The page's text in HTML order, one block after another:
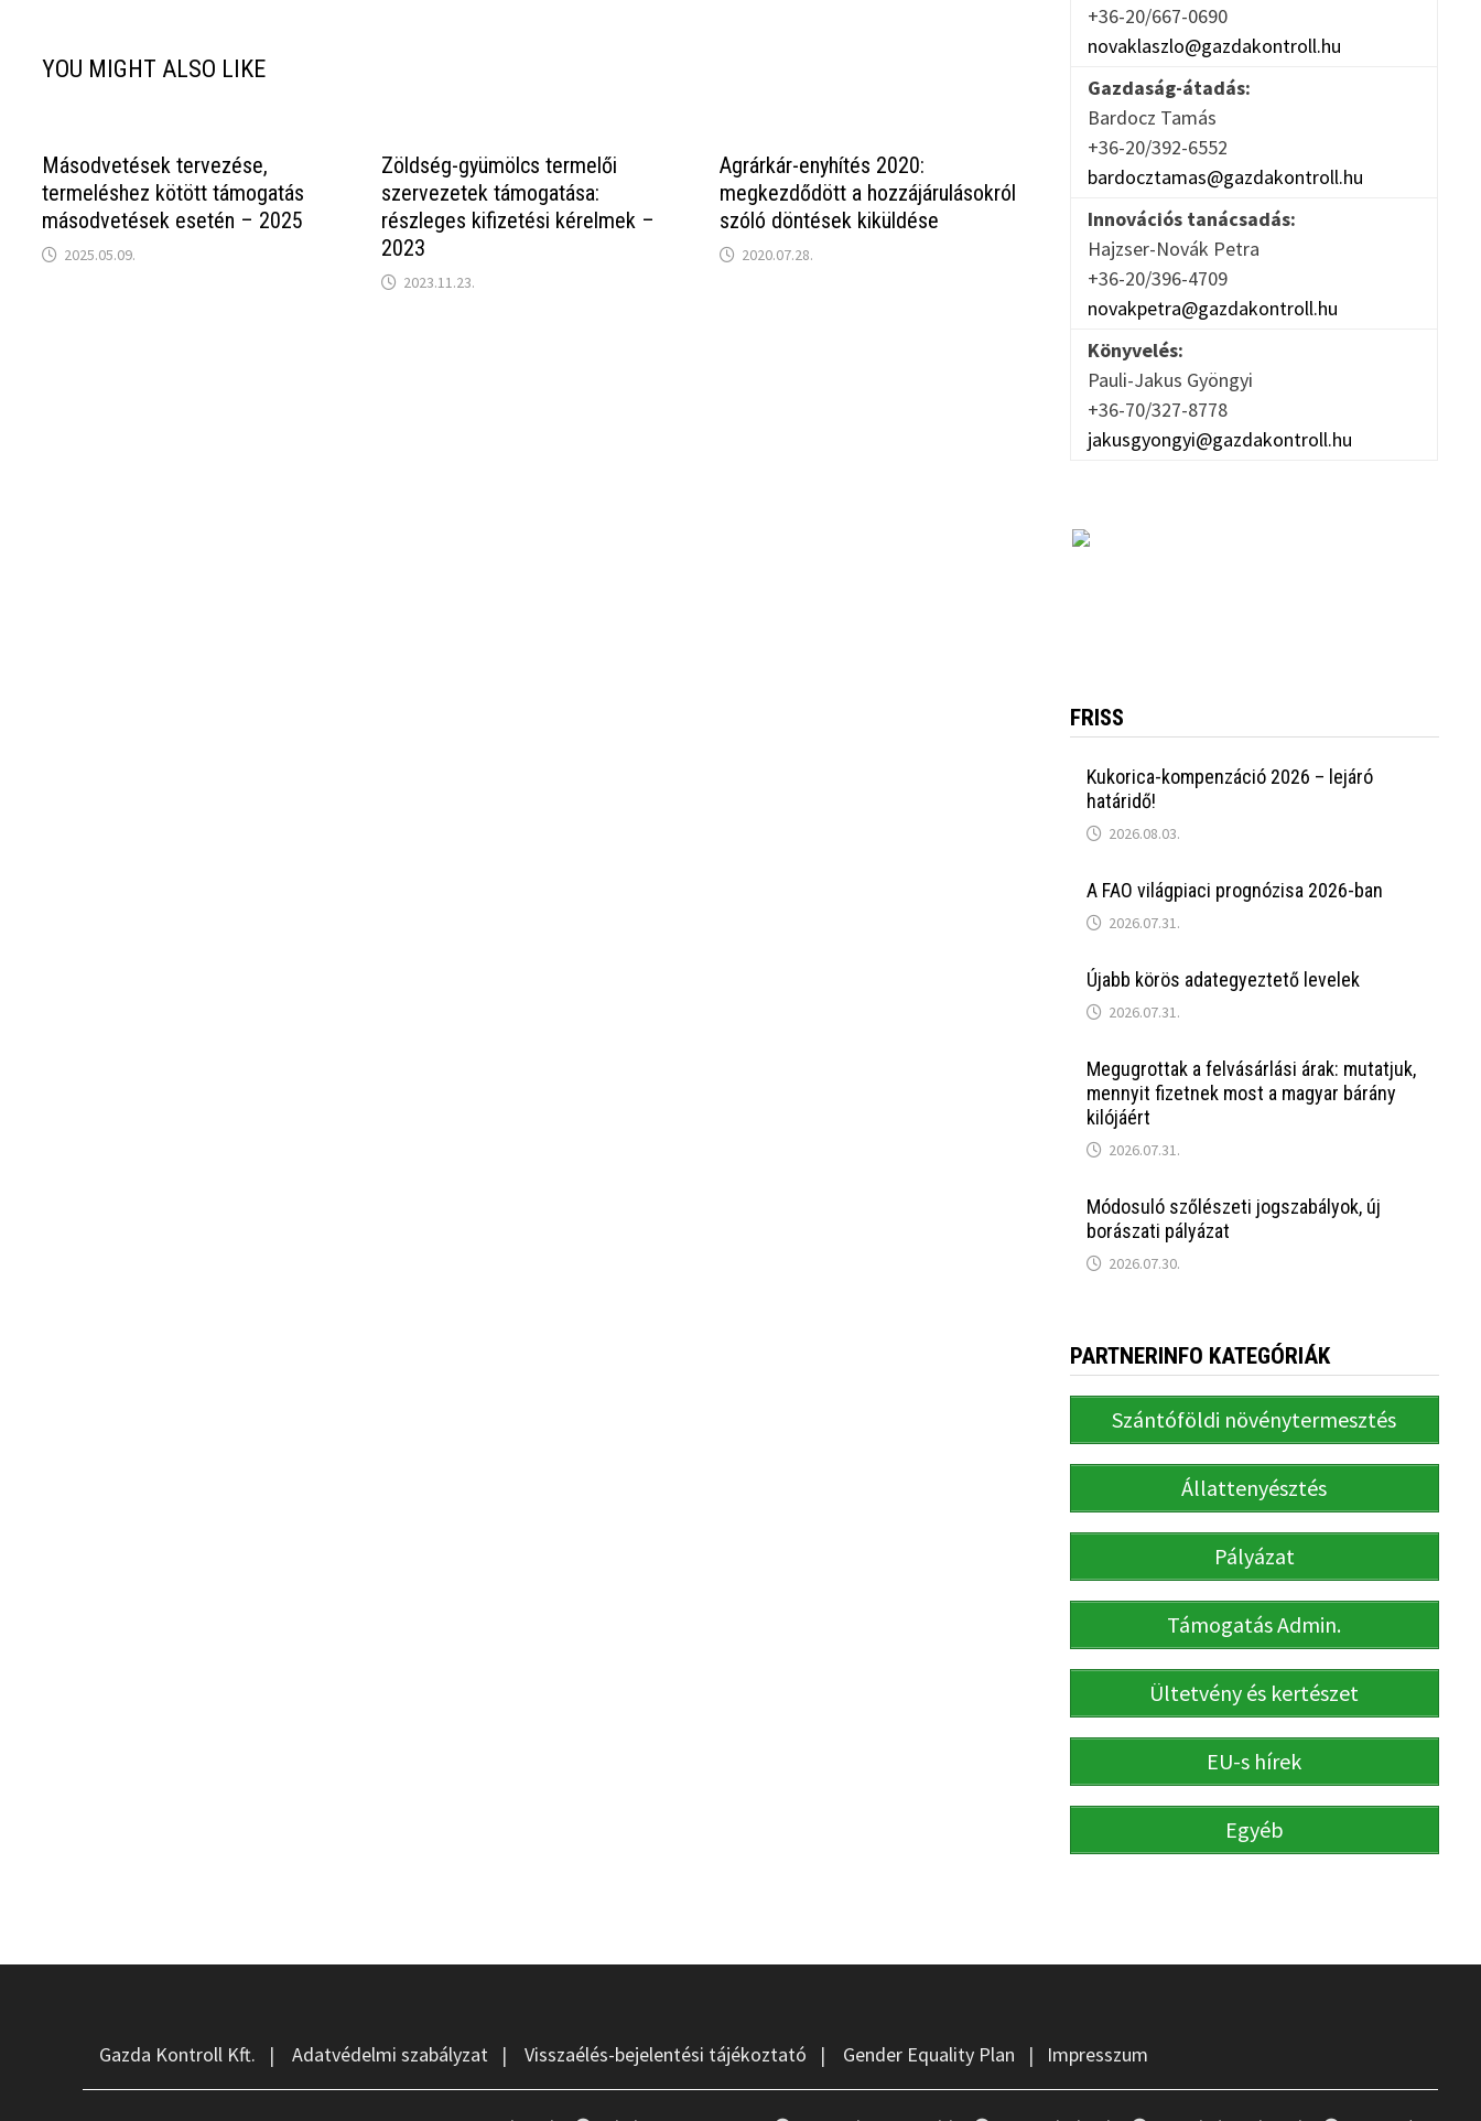
YOU MIGHT ALSO LIKE
Másodvetések tervezése,
termeléshez kötött támogatás
másodvetések esetén – 2025
2025.05.09.
Zöldség-gyümölcs termelői
szervezetek támogatása:
részleges kifizetési kérelmek –
2023
2023.11.23.
Agrárkár-enyhítés 2020:
megkezdődött a hozzájárulásokról
szóló döntések kiküldése
2020.07.28.
+36-20/667-0690
novaklaszlo@gazdakontroll.hu
Gazdaság-átadás:
Bardocz Tamás
+36-20/392-6552
bardocztamas@gazdakontroll.hu
Innovációs tanácsadás:
Hajzser-Novák Petra
+36-20/396-4709
novakpetra@gazdakontroll.hu
Könyvelés:
Pauli-Jakus Gyöngyi
+36-70/327-8778
jakusgyongyi@gazdakontroll.hu
FRISS
Kukorica-kompenzáció 2026 – lejáró
határidő!
2026.08.03.
A FAO világpiaci prognózisa 2026-ban
2026.07.31.
Újabb körös adategyeztető levelek
2026.07.31.
Megugrottak a felvásárlási árak: mutatjuk,
mennyit fizetnek most a magyar bárány
kilójáért
2026.07.31.
Módosuló szőlészeti jogszabályok, új
borászati pályázat
2026.07.30.
PARTNERINFO KATEGÓRIÁK
Szántóföldi növénytermesztés
Állattenyésztés
Pályázat
Támogatás Admin.
Ültetvény és kertészet
EU-s hírek
Egyéb
Gazda Kontroll Kft. |Adatvédelmi szabályzat |Visszaélés-bejelentési tájékoztató | Gender Equality Plan | Impresszum